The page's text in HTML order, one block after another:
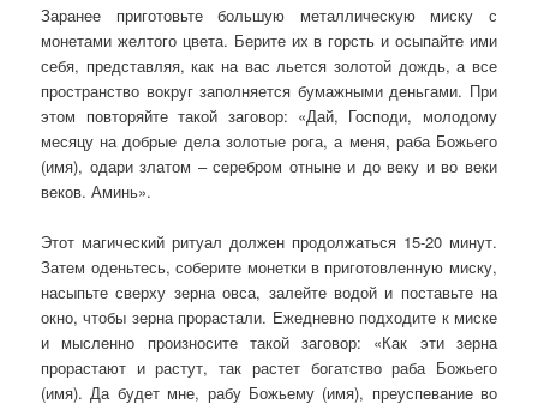
Заранее приготовьте большую металлическую миску с
монетами желтого цвета. Берите их в горсть и осыпайте ими
себя, представляя, как на вас льется золотой дождь, а все
пространство вокруг заполняется бумажными деньгами. При
этом повторяйте такой заговор: «Дай, Господи, молодому
месяцу на добрые дела золотые рога, а меня, раба Божьего
(имя), одари златом – серебром отныне и до веку и во веки
веков. Аминь».
Этот магический ритуал должен продолжаться 15-20 минут.
Затем оденьтесь, соберите монетки в приготовленную миску,
насыпьте сверху зерна овса, залейте водой и поставьте на
окно, чтобы зерна прорастали. Ежедневно подходите к миске
и мысленно произносите такой заговор: «Как эти зерна
прорастают и растут, так растет богатство раба Божьего
(имя). Да будет мне, рабу Божьему (имя), преуспевание во